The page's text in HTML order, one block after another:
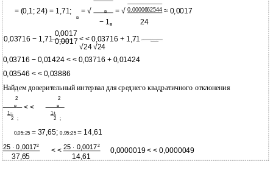
в
= (0,1; 24) = 1,71; = √ = √ 0,0000662544 ≈ 0,0017
в
− 1в 24
0,03716 − 1,71
0,0017
< < 0,03716 + 1,71
0,0017
√24 √24
0,03716 − 0,01424 < < 0,03716 + 0,01424
0,03546 < < 0,03886
Найдем доверительный интервал для среднего квадратичного отклонения
2 2
в < <
в
1−
1+
; ;
2 2
0,05;25 = 37,65;0,95;25= 14,61
25 ∙ 0,00172
< < 25 ∙ 0,00172
0,0000019 < < 0,0000049
37,65 14,61